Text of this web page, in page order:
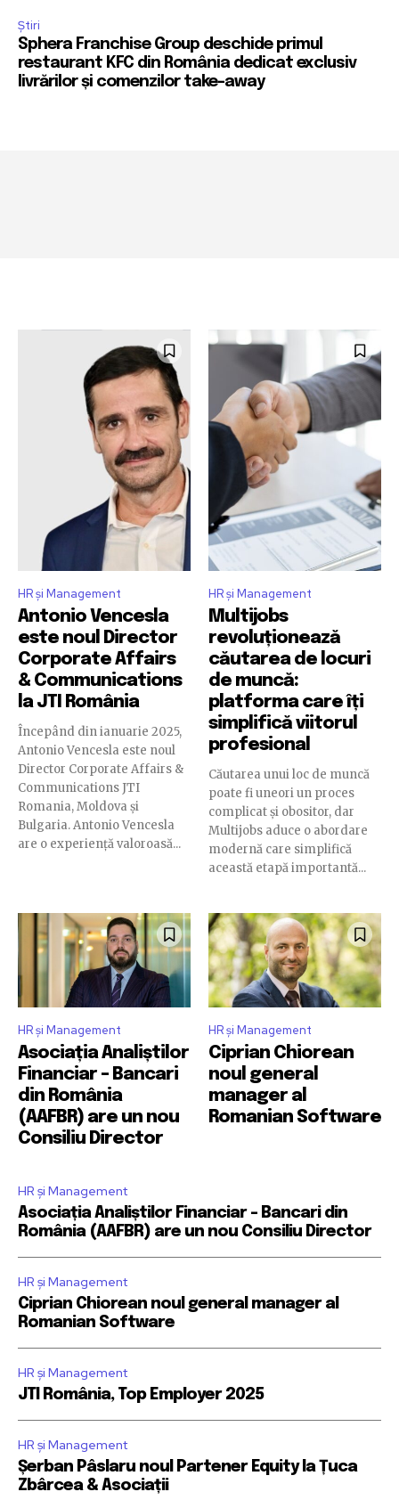
Știri
Sphera Franchise Group deschide primul
restaurant KFC din România dedicat exclusiv
livrărilor și comenzilor take-away
HR și Management
Antonio Vencesla
este noul Director
Corporate Affairs
& Communications
la JTI România
Începând din ianuarie 2025,
Antonio Vencesla este noul
Director Corporate Affairs &
Communications JTI
Romania, Moldova și
Bulgaria. Antonio Vencesla
are o experiență valoroasă...
HR și Management
Multijobs
revoluționează
căutarea de locuri
de muncă:
platforma care îți
simplifică viitorul
profesional
Căutarea unui loc de muncă
poate fi uneori un proces
complicat și obositor, dar
Multijobs aduce o abordare
modernă care simplifică
această etapă importantă...
HR și Management
Asociația Analiștilor
Financiar – Bancari
din România
(AAFBR) are un nou
Consiliu Director
HR și Management
Ciprian Chiorean
noul general
manager al
Romanian Software
HR și Management
Asociația Analiștilor Financiar – Bancari din
România (AAFBR) are un nou Consiliu Director
HR și Management
Ciprian Chiorean noul general manager al
Romanian Software
HR și Management
JTI România, Top Employer 2025
HR și Management
Șerban Pâslaru noul Partener Equity la Țuca
Zbârcea & Asociații